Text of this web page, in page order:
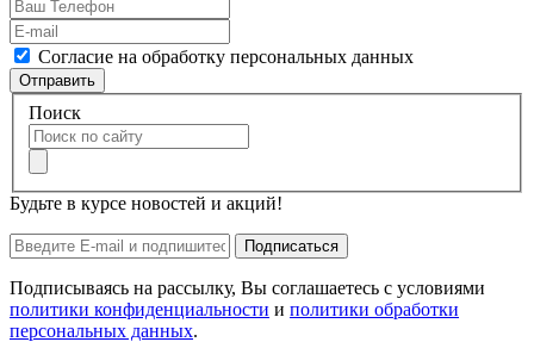
Согласие на обработку персональных данных
Отправить
Поиск
Будьте в курсе новостей и акций!
Подписаться
Подписываясь на рассылку, Вы соглашаетесь с условиями
политики конфиденциальности и политики обработки
персональных данных.